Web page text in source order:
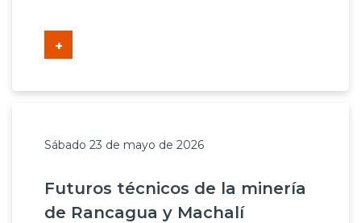
+
Sábado 23 de mayo de 2026
Futuros técnicos de la minería
de Rancagua y Machalí